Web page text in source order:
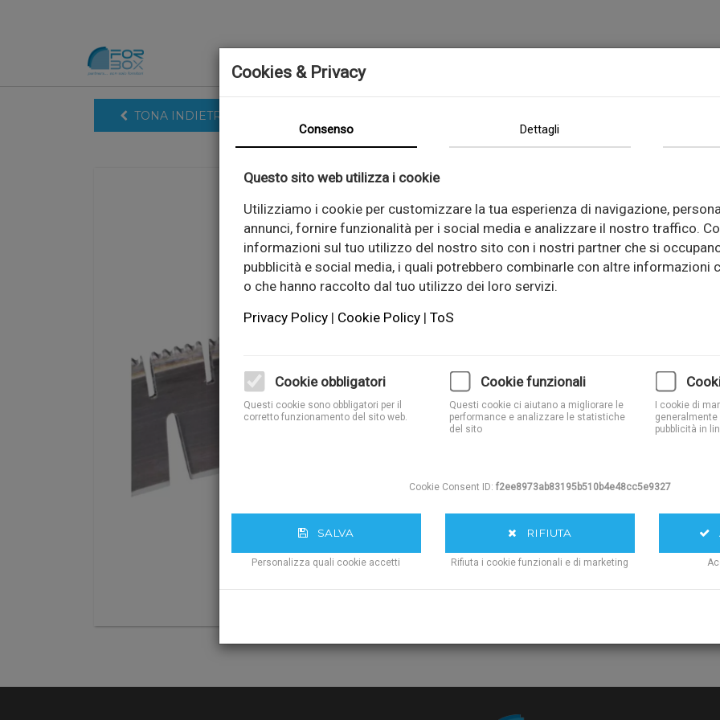
TONA INDIETRO
P-TEK
Quantita':
Cookies & Privacy
Consenso Dettagli
Questo sito web utilizza i cookie
Utilizziamo i cookie per customizzare la tua esperienza di navigazione,
annunci, fornire funzionalità per i social media e analizzare il nostro traffico.
informazioni sul tuo utilizzo del nostro sito con i nostri partner che si
pubblicità e social media, i quali potrebbero combinarle con altre informazioni
o che hanno raccolto dal tuo utilizzo dei loro servizi.
Privacy Policy | Cookie Policy | ToS
Cookie obbligatori
Questi cookie sono obbligatori per il
corretto funzionamento del sito web.
Cookie funzionali
Questi cookie ci aiutano a migliorare le
performance e analizzare le statistiche
del sito
I cookie di
pubblicità in
Cookie Consent ID: f2ee8973ab83195b510b4e48cc5e9327
SALVA
Personalizza quali cookie accetti
RIFIUTA
Rifiuta i cookie funzionali e di marketing